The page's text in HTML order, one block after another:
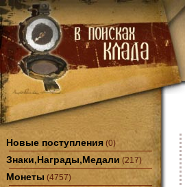
Новые поступления (0)
Знаки,Награды,Медали (217)
Монеты (4757)